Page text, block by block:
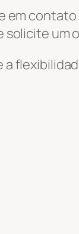
solicite um
a